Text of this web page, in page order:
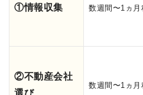
①情報収集 数週間〜1ヵ月
②不動産会社
数週間〜1ヵ月